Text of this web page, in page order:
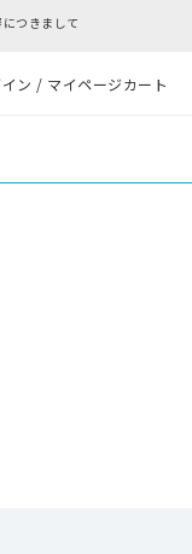
つきまして
ン / マイページカート